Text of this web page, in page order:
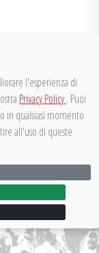
e nuovi amici.
itec
l'esperienza di
Privacy Policy. Puoi
in qualsiasi momento
all'uso di queste